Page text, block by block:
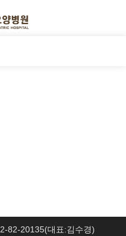
82-20135(대표:김수경)